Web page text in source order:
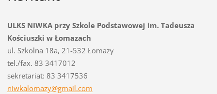
ULKS NIWKA przy Szkole Podstawowej im. Tadeusza
Kościuszki w Łomazach
ul. Szkolna 18a, 21-532 Łomazy
tel./fax. 83 3417012
sekretariat: 83 3417536
niwkalomazy@gmail.com